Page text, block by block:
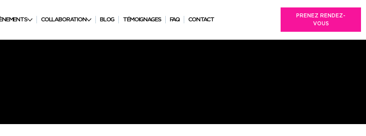
COLLABORATION BLOG TÉMOIGNAGES FAQ CONTACT
PRENEZ RENDEZ-
VOUS